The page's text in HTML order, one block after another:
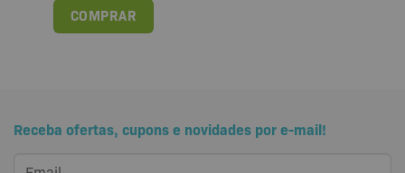
COMPRAR
Receba ofertas, cupons e novidades por e-mail!